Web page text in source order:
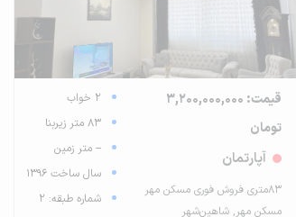
قیمت: 3,200,000,000
تومان
آپارتمان
۸۳متری فروش فوری مسکن مهر
مسکن مهر, شاهین‌شهر
2 خواب
83 متر زیربنا
-- متر زمین
سال ساخت 1396
شماره طبقه: 2